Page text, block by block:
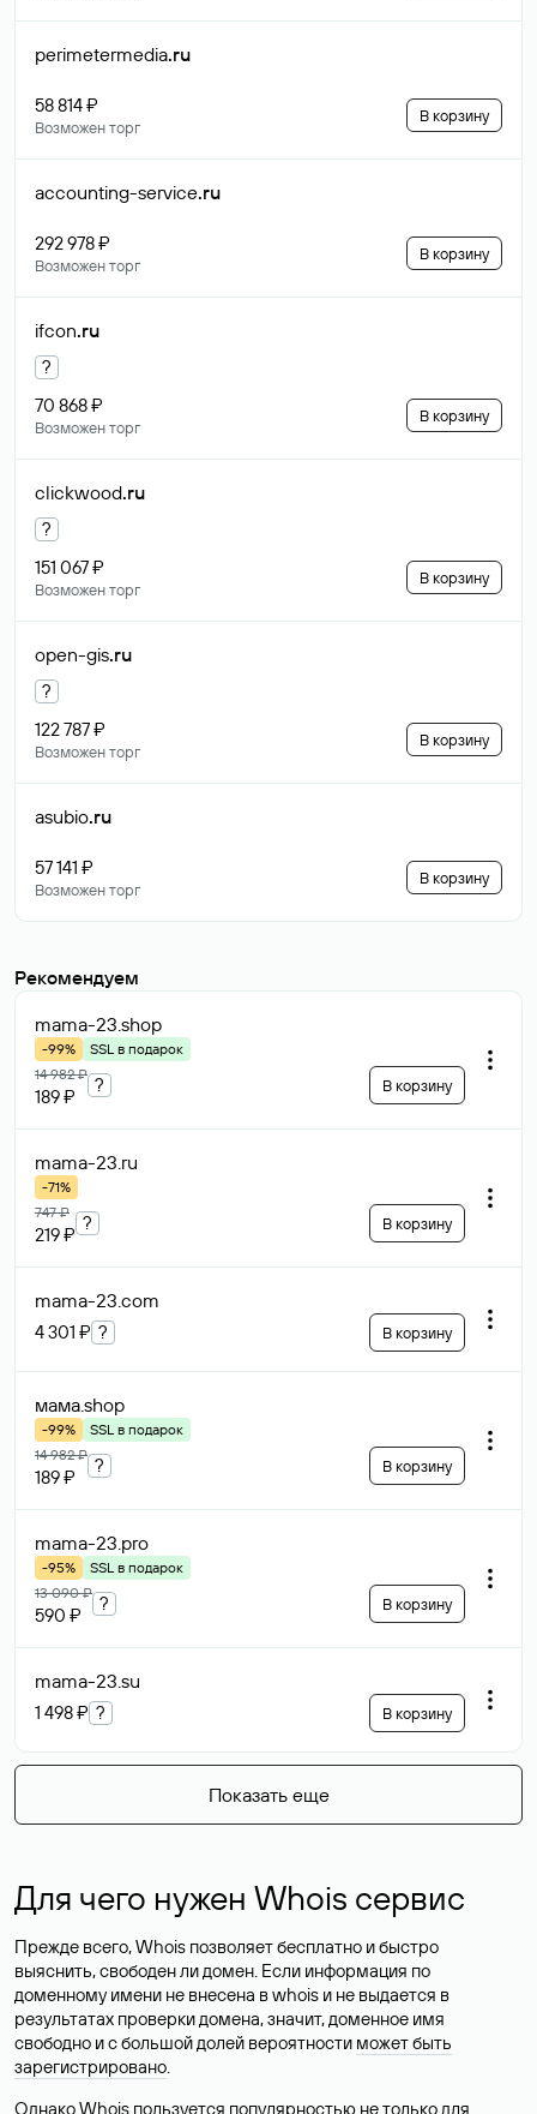
perimetermedia.ru
58 814 ₽
Возможен торг
В корзину
accounting-service.ru
292 978 ₽
Возможен торг
В корзину
ifcon.ru
?
70 868 ₽
Возможен торг
В корзину
clickwood.ru
?
151 067 ₽
Возможен торг
В корзину
open-gis.ru
?
122 787 ₽
Возможен торг
В корзину
asubio.ru
57 141 ₽
Возможен торг
В корзину
Рекомендуем
mama-23.shop
-99%
SSL в подарок
14 982 ₽
189 ₽
? В корзину
mama-23.ru
-71%
747 ₽
219 ₽
? В корзину
mama-23.com
4 301 ₽ ? В корзину
мама.shop
-99%
SSL в подарок
14 982 ₽
189 ₽
? В корзину
mama-23.pro
-95%
SSL в подарок
13 090 ₽
590 ₽
? В корзину
mama-23.su
1 498 ₽ ? В корзину
Показать еще
Для чего нужен Whois сервис
Прежде всего, Whois позволяет бесплатно и быстро
выяснить, свободен ли домен. Если информация по
доменному имени не внесена в whois и не выдается в
результатах проверки домена, значит, доменное имя
свободно и с большой долей вероятности может быть
зарегистрировано.
Однако Whois пользуется популярностью не только для